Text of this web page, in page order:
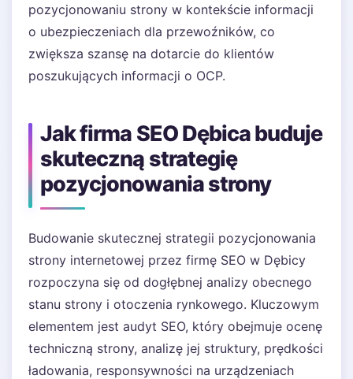
pozycjonowaniu strony w kontekście informacji
o ubezpieczeniach dla przewoźników, co
zwiększa szansę na dotarcie do klientów
poszukujących informacji o OCP.
Jak firma SEO Dębica buduje
skuteczną strategię
pozycjonowania strony
Budowanie skutecznej strategii pozycjonowania
strony internetowej przez firmę SEO w Dębicy
rozpoczyna się od dogłębnej analizy obecnego
stanu strony i otoczenia rynkowego. Kluczowym
elementem jest audyt SEO, który obejmuje ocenę
techniczną strony, analizę jej struktury, prędkości
ładowania, responsywności na urządzeniach